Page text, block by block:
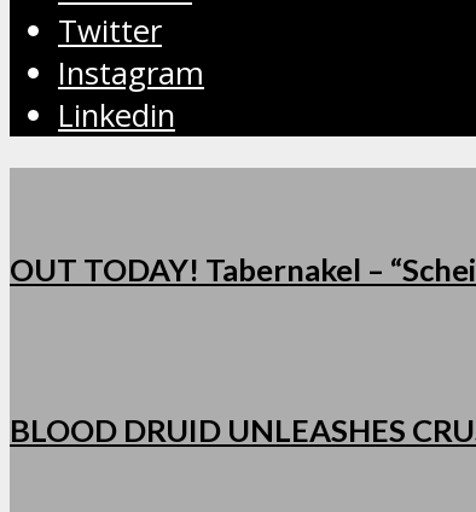
Twitter
Instagram
Linkedin
OUT TODAY! Tabernakel –
BLOOD DRUID UNLEASHES